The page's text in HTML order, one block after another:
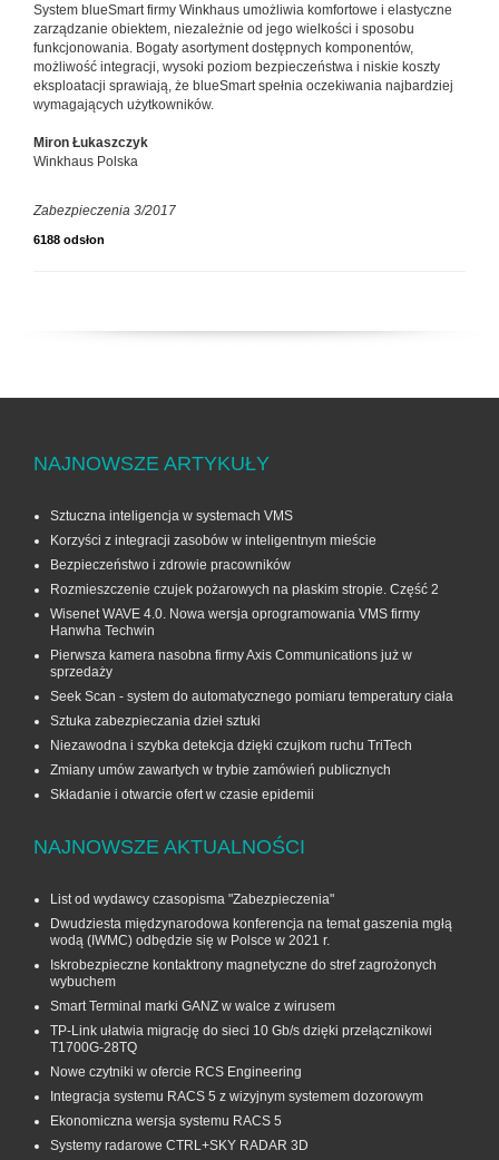
System blueSmart firmy Winkhaus umożliwia komfortowe i elastyczne
zarządzanie obiektem, niezależnie od jego wielkości i sposobu
funkcjonowania. Bogaty asortyment dostępnych komponentów,
możliwość integracji, wysoki poziom bezpieczeństwa i niskie koszty
eksploatacji sprawiają, że blueSmart spełnia oczekiwania najbardziej
wymagających użytkowników.
Miron Łukaszczyk
Winkhaus Polska
Zabezpieczenia 3/2017
6188 odsłon
NAJNOWSZE ARTYKUŁY
Sztuczna inteligencja w systemach VMS
Korzyści z integracji zasobów w inteligentnym mieście
Bezpieczeństwo i zdrowie pracowników
Rozmieszczenie czujek pożarowych na płaskim stropie. Część 2
Wisenet WAVE 4.0. Nowa wersja oprogramowania VMS firmy
Hanwha Techwin
Pierwsza kamera nasobna firmy Axis Communications już w
sprzedaży
Seek Scan - system do automatycznego pomiaru temperatury ciała
Sztuka zabezpieczania dzieł sztuki
Niezawodna i szybka detekcja dzięki czujkom ruchu TriTech
Zmiany umów zawartych w trybie zamówień publicznych
Składanie i otwarcie ofert w czasie epidemii
NAJNOWSZE AKTUALNOŚCI
List od wydawcy czasopisma "Zabezpieczenia"
Dwudziesta międzynarodowa konferencja na temat gaszenia mgłą
wodą (IWMC) odbędzie się w Polsce w 2021 r.
Iskrobezpieczne kontaktrony magnetyczne do stref zagrożonych
wybuchem
Smart Terminal marki GANZ w walce z wirusem
TP-Link ułatwia migrację do sieci 10 Gb/s dzięki przełącznikowi
T1700G‑28TQ
Nowe czytniki w ofercie RCS Engineering
Integracja systemu RACS 5 z wizyjnym systemem dozorowym
Ekonomiczna wersja systemu RACS 5
Systemy radarowe CTRL+SKY RADAR 3D